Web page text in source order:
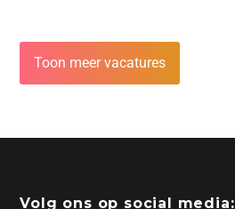
Toon meer vacatures
Volg ons op social media: